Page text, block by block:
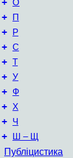
+ О
+ П
+ Р
+ С
+ Т
+ У
+ Ф
+ Х
+ Ч
+ Ш – Щ
Публіцистика